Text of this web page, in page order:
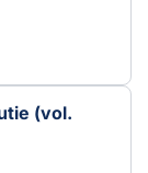
(vol.